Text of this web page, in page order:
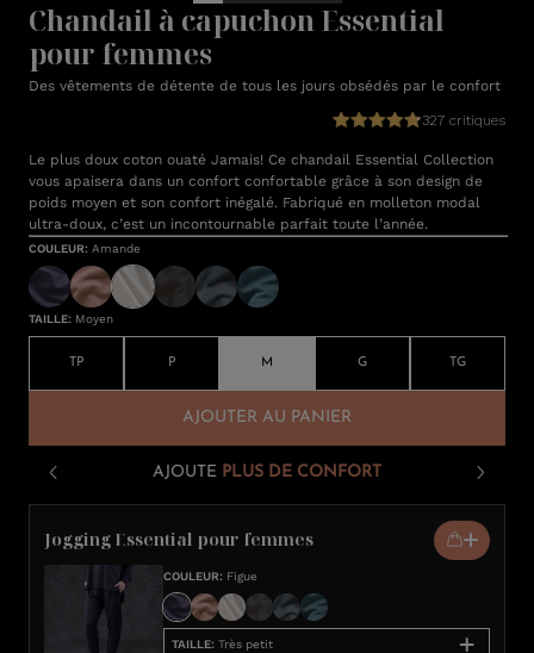
Chandail à capuchon Essential
pour femmes
Des vêtements de détente de tous les jours obsédés par le confort
327 critiques
Le plus doux coton ouaté Jamais! Ce chandail Essential Collection
vous apaisera dans un confort confortable grâce à son design de
poids moyen et son confort inégalé. Fabriqué en molleton modal
ultra-doux, c’est un incontournable parfait toute l’année.
COULEUR: Amande
TAILLE: Moyen
TP P M G TG
AJOUTER AU PANIER
AJOUTE PLUS DE CONFORT
Jogging Essential pour femmes
COULEUR: Figue
TAILLE: Très petit